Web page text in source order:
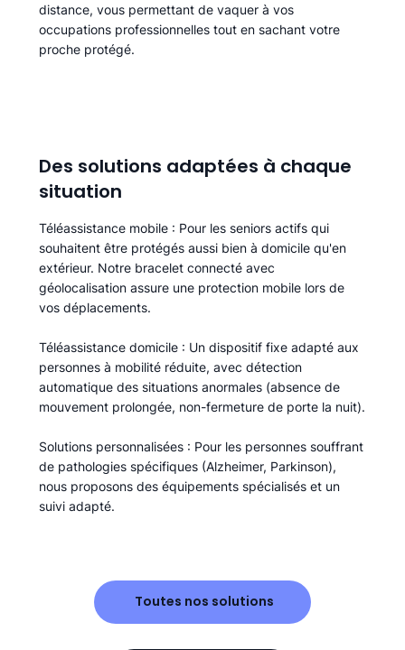
distance, vous permettant de vaquer à vos
occupations professionnelles tout en sachant votre
proche protégé.
Des solutions adaptées à chaque
situation
Téléassistance mobile : Pour les seniors actifs qui
souhaitent être protégés aussi bien à domicile qu'en
extérieur. Notre bracelet connecté avec
géolocalisation assure une protection mobile lors de
vos déplacements.
Téléassistance domicile : Un dispositif fixe adapté aux
personnes à mobilité réduite, avec détection
automatique des situations anormales (absence de
mouvement prolongée, non-fermeture de porte la nuit).
Solutions personnalisées : Pour les personnes souffrant
de pathologies spécifiques (Alzheimer, Parkinson),
nous proposons des équipements spécialisés et un
suivi adapté.
Toutes nos solutions